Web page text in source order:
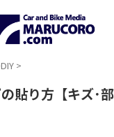
>
貼り方【キズ･